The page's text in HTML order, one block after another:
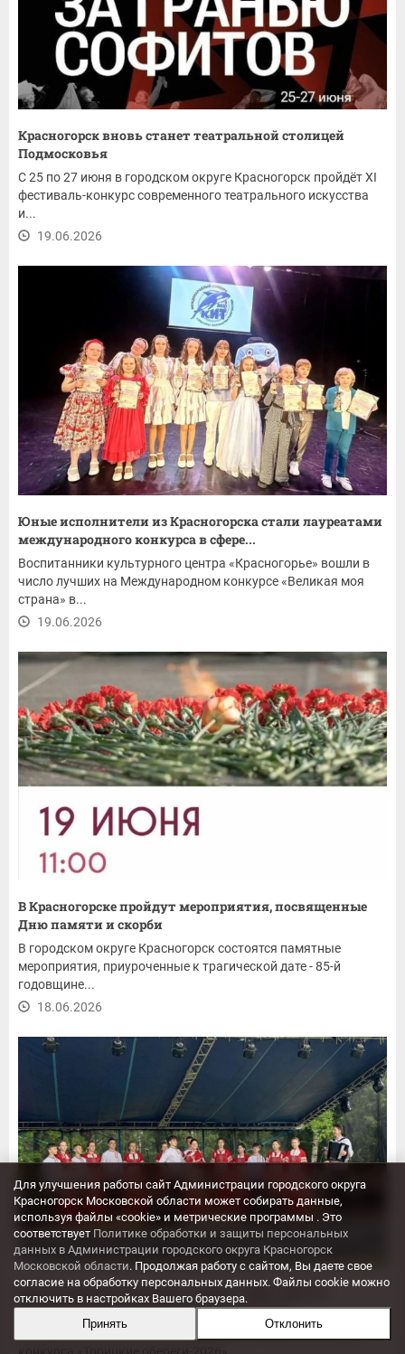
Красногорск вновь станет театральной столицей
Подмосковья
С 25 по 27 июня в городском округе Красногорск пройдёт XI
фестиваль-конкурс современного театрального искусства
и...
19.06.2026
Юные исполнители из Красногорска стали лауреатами
международного конкурса в сфере...
Воспитанники культурного центра «Красногорье» вошли в
число лучших на Международном конкурсе «Великая моя
страна» в...
19.06.2026
В Красногорске пройдут мероприятия, посвященные
Дню памяти и скорби
В городском округе Красногорск состоятся памятные
мероприятия, приуроченные к трагической дате - 85-й
годовщине...
18.06.2026
Красногорский ансамбль «Оберег» КДК «Мечта»
завоевал Гран-при на Межрегиональном...
Солисты ансамбля стали лауреатами Межрегионального
Для улучшения работы сайт Администрации городского округа
Красногорск Московской области может собирать данные,
используя файлы «cookie» и метрические программы . Это
соответствует Политике обработки и защиты персональных
данных в Администрации городского округа Красногорск
Московской области. Продолжая работу с сайтом, Вы даете свое
согласие на обработку персональных данных. Файлы cookie можно
отключить в настройках Вашего браузера.
Принять
Отклонить